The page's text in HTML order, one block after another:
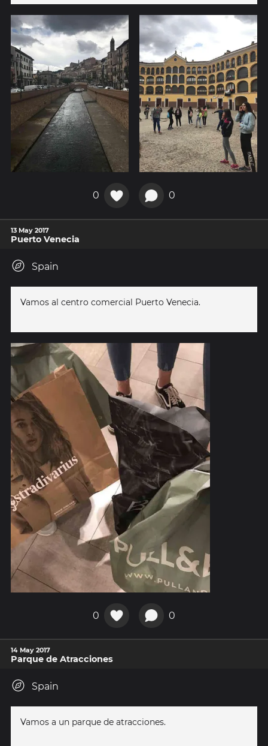
0 0
13 May 2017
Puerto Venecia
Spain
Vamos al centro comercial Puerto Venecia.
0 0
14 May 2017
Parque de Atracciones
Spain
Vamos a un parque de atracciones.